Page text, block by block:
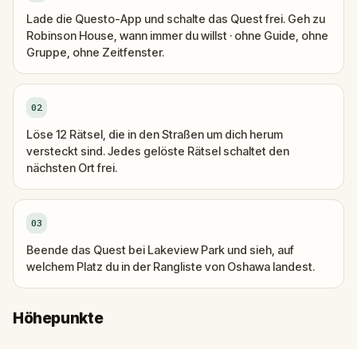
Lade die Questo-App und schalte das Quest frei. Geh zu
Robinson House, wann immer du willst · ohne Guide, ohne
Gruppe, ohne Zeitfenster.
02
Löse 12 Rätsel, die in den Straßen um dich herum
versteckt sind. Jedes gelöste Rätsel schaltet den
nächsten Ort frei.
03
Beende das Quest bei Lakeview Park und sieh, auf
welchem Platz du in der Rangliste von Oshawa landest.
Höhepunkte